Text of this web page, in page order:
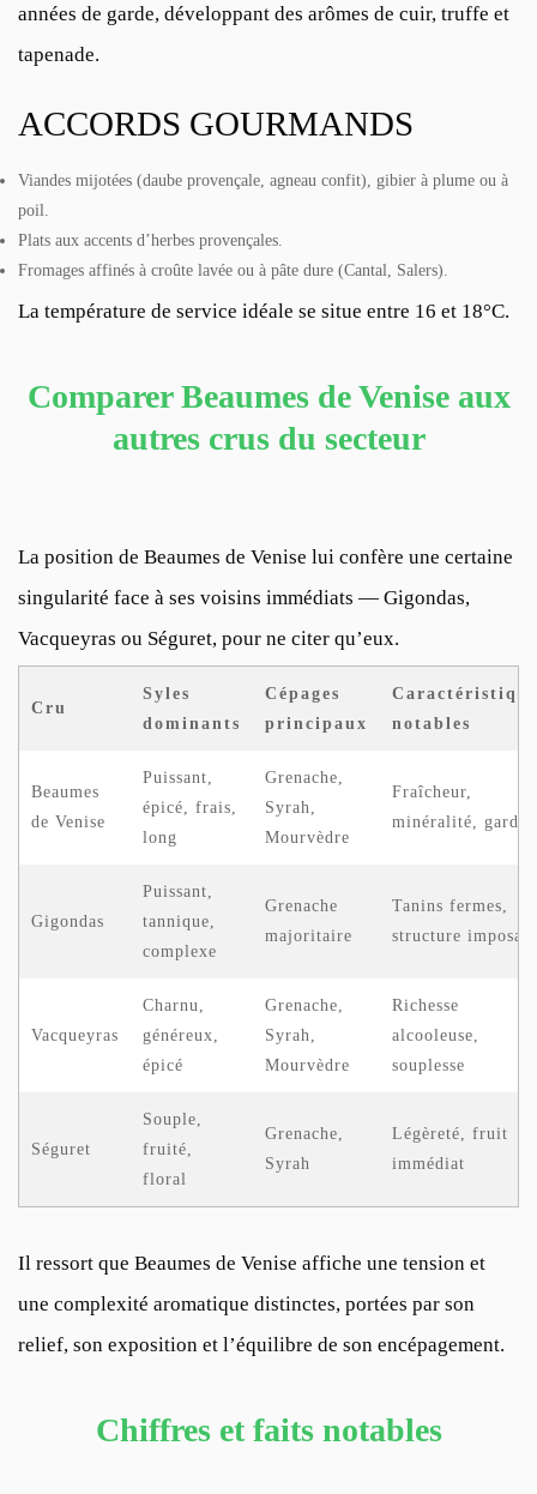
années de garde, développant des arômes de cuir, truffe et
tapenade.
ACCORDS GOURMANDS
Viandes mijotées (daube provençale, agneau confit), gibier à plume ou à
poil.
Plats aux accents d’herbes provençales.
Fromages affinés à croûte lavée ou à pâte dure (Cantal, Salers).
La température de service idéale se situe entre 16 et 18°C.
Comparer Beaumes de Venise aux
autres crus du secteur
La position de Beaumes de Venise lui confère une certaine
singularité face à ses voisins immédiats — Gigondas,
Vacqueyras ou Séguret, pour ne citer qu’eux.
Cru
Syles
dominants
Cépages
principaux
notables
Beaumes
de Venise
Puissant,
épicé, frais,
long
Grenache,
Syrah,
Mourvèdre
Fraîcheur,
minéralité, garde
Gigondas
Puissant,
tannique,
complexe
Grenache
majoritaire
Tanins fermes,
structure
Vacqueyras
Charnu,
généreux,
épicé
Grenache,
Syrah,
Mourvèdre
Richesse
alcooleuse,
souplesse
Séguret
Souple,
fruité,
floral
Grenache,
Syrah
Légèreté, fruit
immédiat
Il ressort que Beaumes de Venise affiche une tension et
une complexité aromatique distinctes, portées par son
relief, son exposition et l’équilibre de son encépagement.
Chiffres et faits notables